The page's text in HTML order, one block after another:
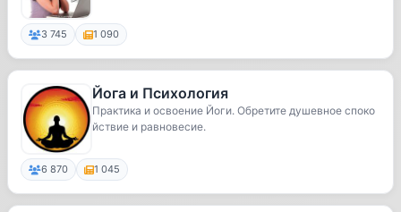
3 745 1 090
Йога и Психология
Практика и освоение Йоги. Обретите душевное споко
йствие и равновесие.
6 870 1 045